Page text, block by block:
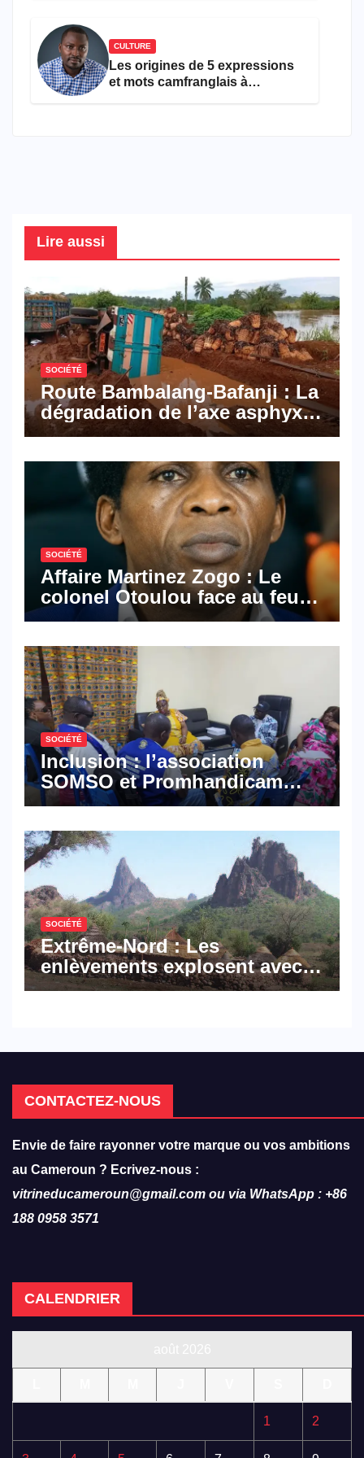
CULTURE
Les origines de 5 expressions
et mots camfranglais à
Lire aussi
SOCIÉTÉ
Route Bambalang-Bafanji : La
dégradation de l’axe asphyxie
les activités économiques
SOCIÉTÉ
Affaire Martinez Zogo : Le
colonel Otoulou face au feu
croisé des avocats de la
SOCIÉTÉ
Inclusion : l’association
SOMSO et Promhandicam
militent en faveur d’une
hôtellerie-restauration
SOCIÉTÉ
Extrême-Nord : Les
enlèvements explosent avec
308 victimes en trois mois
CONTACTEZ-NOUS
Envie de faire rayonner votre marque ou vos ambitions
au Cameroun ? Ecrivez-nous :
vitrineducameroun@gmail.com ou via WhatsApp : +86
188 0958 3571
CALENDRIER
1 2